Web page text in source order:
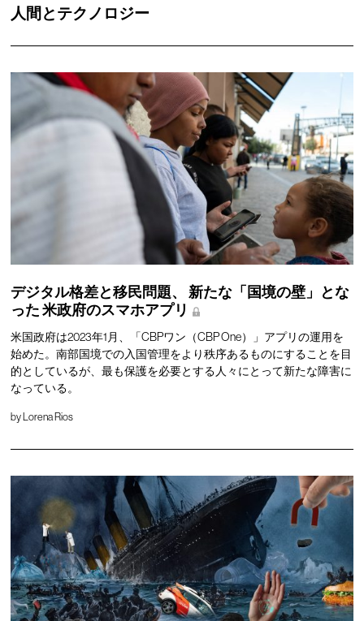
人間とテクノロジー
デジタル格差と移民問題、
新たな「国境の壁」とな
った米政府のスマホアプリ
米国政府は2023年1月、「CBPワン（CBP One）」アプリの運用を
始めた。南部国境での入国管理をより秩序あるものにすることを目
的としているが、最も保護を必要とする人々にとって新たな障害に
なっている。
byLorena Rios